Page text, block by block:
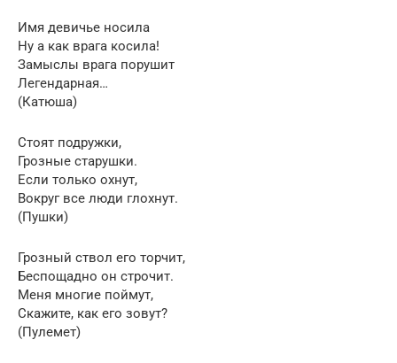
Имя девичье носила
Ну а как врага косила!
Замыслы врага порушит
Легендарная…
(Катюша)
Стоят подружки,
Грозные старушки.
Если только охнут,
Вокруг все люди глохнут.
(Пушки)
Грозный ствол его торчит,
Беспощадно он строчит.
Меня многие поймут,
Скажите, как его зовут?
(Пулемет)